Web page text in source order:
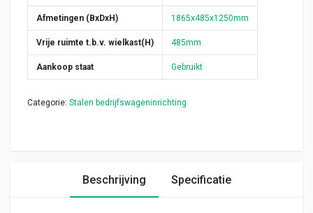
Afmetingen (BxDxH) 1865x485x1250mm
Vrije ruimte t.b.v. wielkast(H) 485mm
Aankoop staat Gebruikt
Categorie: Stalen bedrijfswageninrichting
Beschrijving Specificatie